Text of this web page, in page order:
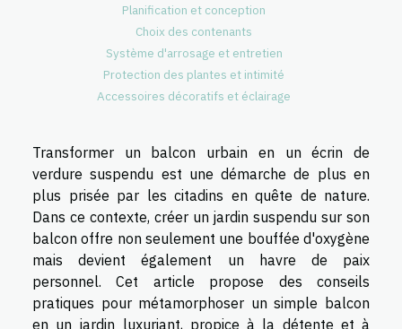
Planification et conception
Choix des contenants
Système d'arrosage et entretien
Protection des plantes et intimité
Accessoires décoratifs et éclairage
Transformer un balcon urbain en un écrin de
verdure suspendu est une démarche de plus en
plus prisée par les citadins en quête de nature.
Dans ce contexte, créer un jardin suspendu sur son
balcon offre non seulement une bouffée d'oxygène
mais devient également un havre de paix
personnel. Cet article propose des conseils
pratiques pour métamorphoser un simple balcon
en un jardin luxuriant, propice à la détente et à